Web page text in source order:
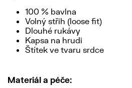
100 % bavlna
Volný střih (loose fit)
Dlouhé rukávy
Kapsa na hrudi
Štítek ve tvaru srdce
Materiál a péče: